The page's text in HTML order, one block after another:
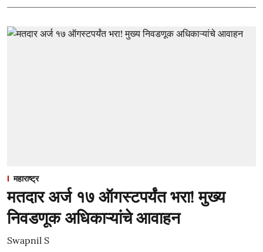
महाराष्ट्र
मतदार अर्ज १७ ऑगस्टपर्यंत भरा! मुख्य
निवडणूक अधिकाऱ्यांचे आवाहन
Swapnil S